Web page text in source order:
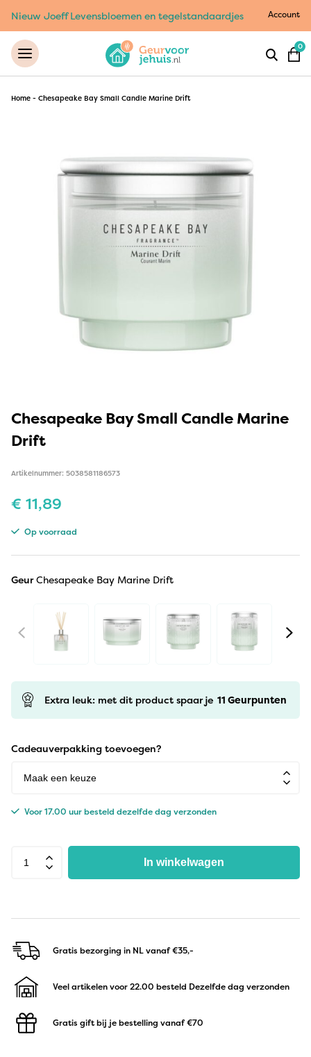
Nieuw Joeff Levensbloemen en tegelstandaardjes Account
0
Home - Chesapeake Bay Small Candle Marine Drift
Chesapeake Bay Small Candle Marine
Drift
Artikelnummer: 5038581186573
€ 11,89
Op voorraad
GeurChesapeake Bay Marine Drift
Extra leuk: met dit product spaar je 11 Geurpunten
Cadeauverpakking toevoegen?
Voor 17.00 uur besteld dezelfde dag verzonden
In winkelwagen
Gratis bezorging in NLvanaf €35,-
Veel artikelen voor 22.00 besteld Dezelfde dag verzonden
Gratis gift bij je bestelling vanaf €70